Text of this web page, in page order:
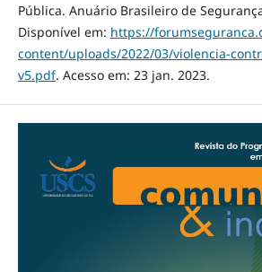
Pública. Anuário Brasileiro de
Disponível em: https://
content/uploads/2022/03/violencia-
v5.pdf. Acesso em: 23 jan. 2023.